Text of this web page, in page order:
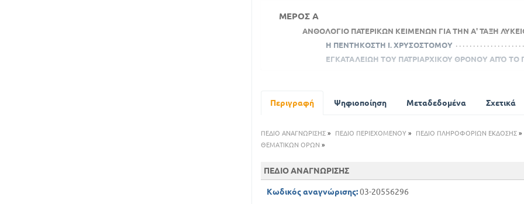
ΜΕΡΟΣ Α
ΑΝΘΟΛΟΓΙΟ ΠΑΤΕΡΙΚΩΝ ΚΕΙΜΕΝΩΝ ΓΙΑ ΤΗΝ Α' ΤΑΞΗ
Η ΠΕΝΤΗΚΟΣΤΗ Ι. ΧΡΥΣΟΣΤΟΜΟΥ
ΕΓΚΑΤΑΛΕΙΩΗ ΤΟΥ ΠΑΤΡΙΑΡΧΙΚΟΥ ΘΡΟΝΟΥ ΑΠΌ ΤΟ
Η ΣΥΜΠΕΡΙΦΟΡΑ ΠΡΟΣ ΤΟΥΣ ΕΤΕΡΟΔΟΞΟΥΣ
ΟΡΘΟΔΟΞΗ ΠΙΣΤΗ ΚΑΙ ΛΑΤΡΕΙΑ
Η ΚΥΡΙΑΚΗ ΤΩΝ ΒΑΙΩΝ
Η ΤΙΜΗ ΤΩΝ ΑΓΙΩΝ
Περιγραφή Ψηφιοποίηση Μεταδεδομένα Σχετικά
ΠΕΔΙΟ ΑΝΑΓΝΩΡΙΣΗΣ» ΠΕΔΙΟ ΠΕΡΙΕΧΟΜΕΝΟΥ» ΠΕΔΙΟ ΠΛΗΡΟΦΟΡΙΩΝ ΕΚΔΟΣΗΣ»
ΘΕΜΑΤΙΚΩΝ ΟΡΩΝ »
ΠΕΔΙΟ ΑΝΑΓΝΩΡΙΣΗΣ
Κωδικός αναγνώρισης:03-20556296